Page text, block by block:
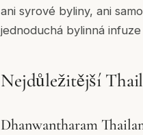
ani syrové byliny, ani
jednoduchá bylinná
Nejdůležitější
Dhanwantharam